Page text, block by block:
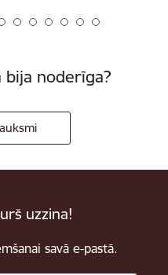
noderīga?
uzzina!
savā e-pastā.